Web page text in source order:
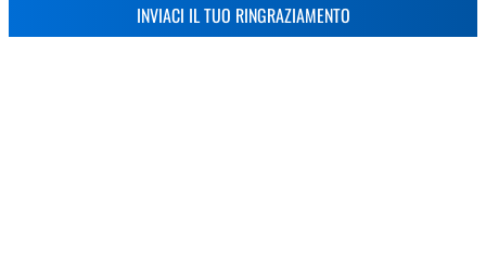
INVIACI IL TUO RINGRAZIAMENTO